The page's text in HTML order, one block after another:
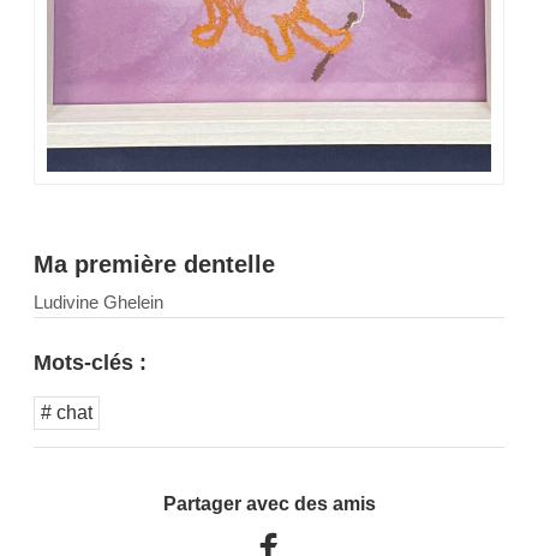
Ma première dentelle
Ludivine Ghelein
Mots-clés :
# chat
Partager avec des amis